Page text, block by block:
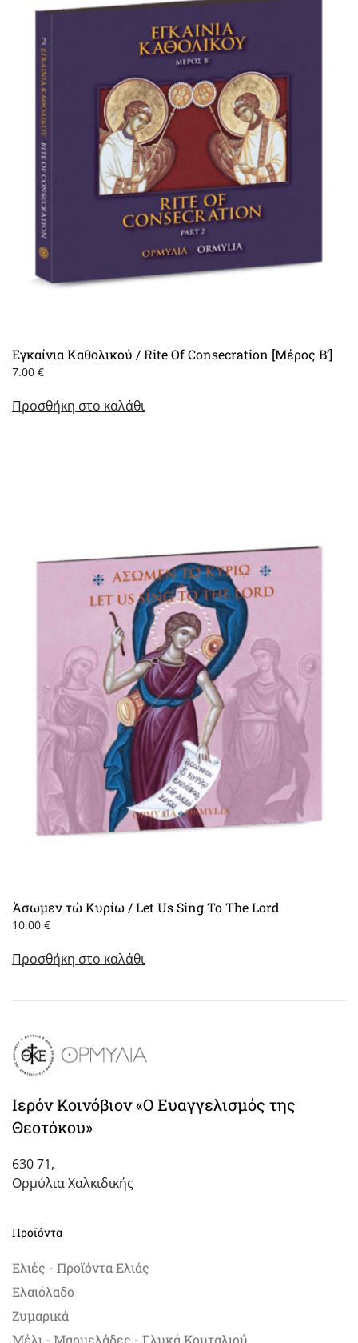
Εγκαίνια Καθολικού / Rite Of Consecration [Μέρος Β’]
7.00 €
Προσθήκη στο καλάθι
Άσωμεν τώ Κυρίω / Let Us Sing To The Lord
10.00 €
Προσθήκη στο καλάθι
Ιερόν Κοινόβιον «Ο Ευαγγελισμός της
Θεοτόκου»
630 71,
Ορμύλια Χαλκιδικής
Προϊόντα
Ελιές - Προϊόντα Ελιάς
Ελαιόλαδο
Ζυμαρικά